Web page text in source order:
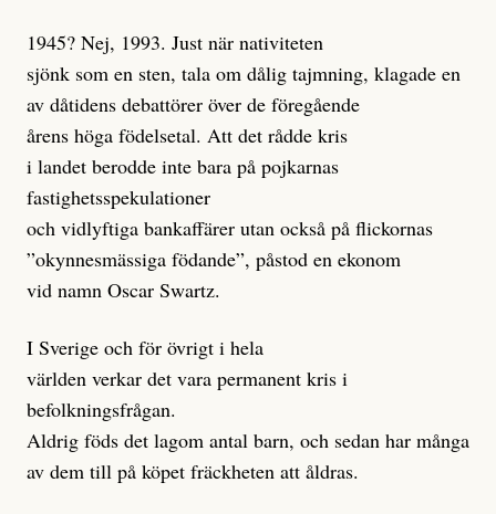
1945? Nej, 1993. Just när nativiteten
sjönk som en sten, tala om dålig tajmning, klagade en
av dåtidens debattörer över de föregående
årens höga födelsetal. Att det rådde kris
i landet berodde inte bara på pojkarnas
fastighetsspekulationer
och vidlyftiga bankaffärer utan också på flickornas
”okynnesmässiga födande”, påstod en ekonom
vid namn Oscar Swartz.
I Sverige och för övrigt i hela
världen verkar det vara permanent kris i
befolkningsfrågan.
Aldrig föds det lagom antal barn, och sedan har många
av dem till på köpet fräckheten att åldras.